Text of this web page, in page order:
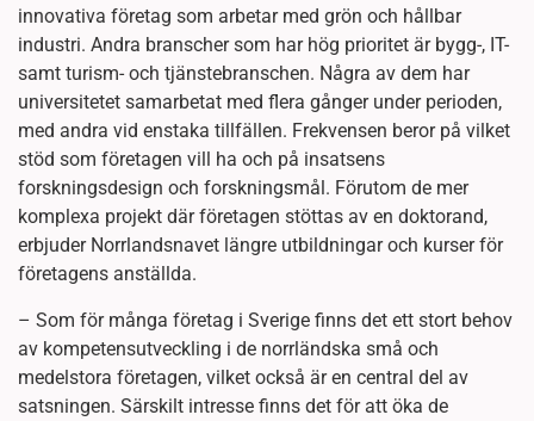
innovativa företag som arbetar med grön och hållbar
industri. Andra branscher som har hög prioritet är bygg-, IT-
samt turism- och tjänstebranschen. Några av dem har
universitetet samarbetat med flera gånger under perioden,
med andra vid enstaka tillfällen. Frekvensen beror på vilket
stöd som företagen vill ha och på insatsens
forskningsdesign och forskningsmål. Förutom de mer
komplexa projekt där företagen stöttas av en doktorand,
erbjuder Norrlandsnavet längre utbildningar och kurser för
företagens anställda.
– Som för många företag i Sverige finns det ett stort behov
av kompetensutveckling i de norrländska små och
medelstora företagen, vilket också är en central del av
satsningen. Särskilt intresse finns det för att öka de